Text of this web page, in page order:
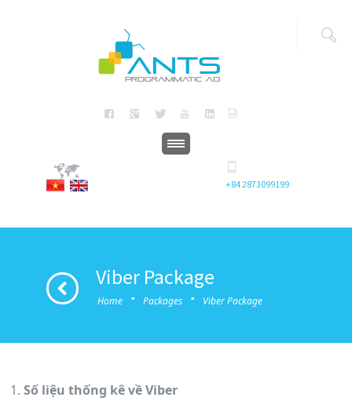
+84 2873099199
Viber Package
Home · Packages · Viber Package
Số liệu thống kê về Viber